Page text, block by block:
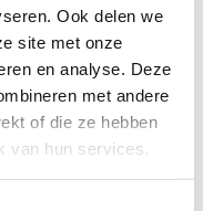
Ook delen we
site met onze
en analyse. Deze
met andere
of die ze hebben
van hun services.
grootst zijn als de
Te veel te snel
met voedings-
gezondheidseffecten